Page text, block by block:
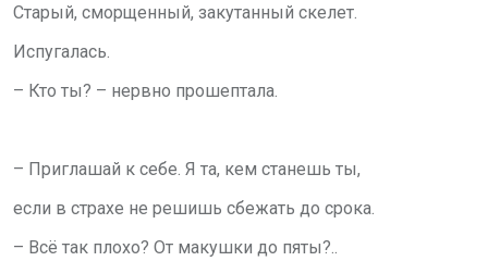
Старый, сморщенный, закутанный скелет.
Испугалась.
– Кто ты? – нервно прошептала.
– Приглашай к себе. Я та, кем станешь ты,
если в страхе не решишь сбежать до срока.
– Всё так плохо? От макушки до пяты?..